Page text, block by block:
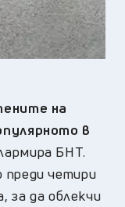
на
в
БНТ.
четири
за да облекчи